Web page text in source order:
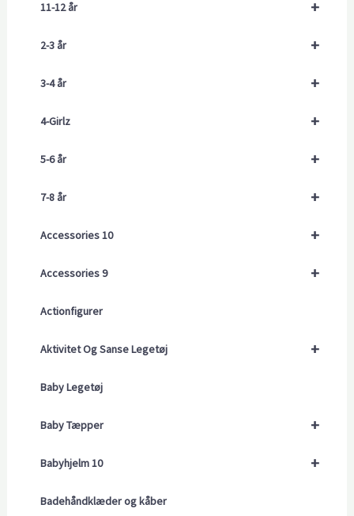
+
11-12 år
+
2-3 år
+
3-4 år
+
4-Girlz
+
5-6 år
+
7-8 år
+
Accessories 10
+
Accessories 9
Actionfigurer
+
Aktivitet Og Sanse Legetøj
Baby Legetøj
+
Baby Tæpper
+
Babyhjelm 10
Badehåndklæder og kåber